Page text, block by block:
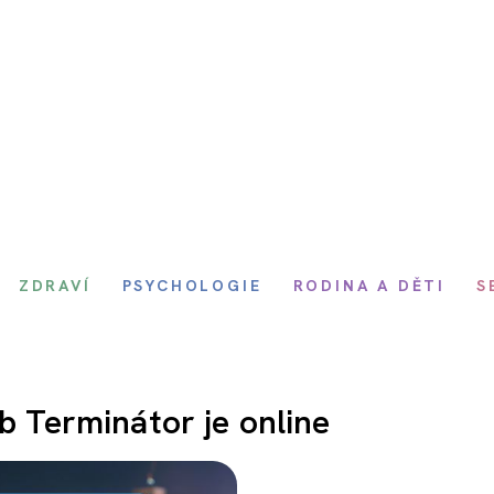
ZDRAVÍ PSYCHOLOGIE RODINA A DĚTI
Terminátor je online